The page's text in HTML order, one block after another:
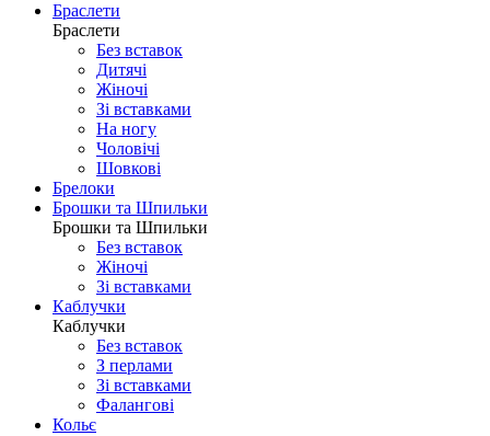
Браслети
Браслети
Без вставок
Дитячі
Жіночі
Зі вставками
На ногу
Чоловічі
Шовковi
Брелоки
Брошки та Шпильки
Брошки та Шпильки
Без вставок
Жіночі
Зі вставками
Каблучки
Каблучки
Без вставок
З перлами
Зі вставками
Фаланговi
Кольє